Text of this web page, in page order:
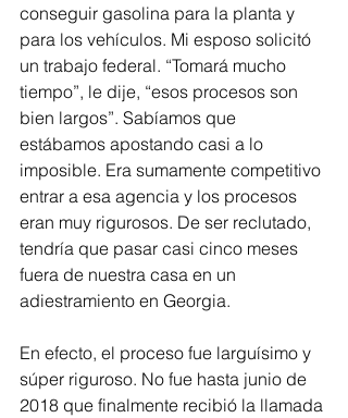
conseguir gasolina para la planta y
para los vehículos. Mi esposo solicitó
un trabajo federal. “Tomará mucho
tiempo”, le dije, “esos procesos son
bien largos”. Sabíamos que
estábamos apostando casi a lo
imposible. Era sumamente competitivo
entrar a esa agencia y los procesos
eran muy rigurosos. De ser reclutado,
tendría que pasar casi cinco meses
fuera de nuestra casa en un
adiestramiento en Georgia.
En efecto, el proceso fue larguísimo y
súper riguroso. No fue hasta junio de
2018 que finalmente recibió la llamada